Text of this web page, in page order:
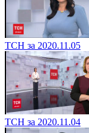
ТСН за 2020.11.05
ТСН за 2020.11.04